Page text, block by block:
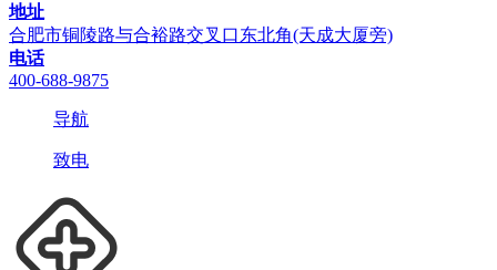
地址
合肥市铜陵路与合裕路交叉口东北角(天成大厦旁)
电话
400-688-9875
导航
致电